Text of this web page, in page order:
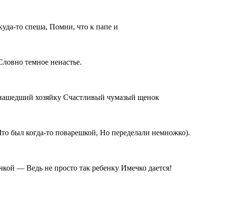
то спеша, Помни, что к папе и
темное ненастье.
хозяйку Счастливый чумазый щенок
был когда-то поварешкой, Но переделали немножко).
— Ведь не просто так ребенку Имечко дается!